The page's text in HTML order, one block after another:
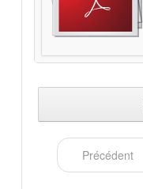
Précédent